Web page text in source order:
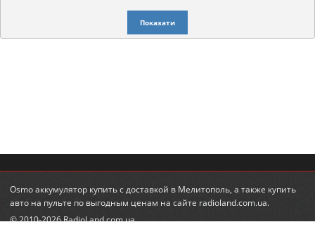
Показати
Osmo аккумулятор купитьс доставкой в Мелитополь, а также купить
авто на пульте по выгодным ценам на сайте radioland.com.ua.
© 2010-2026 RadioLand.com.ua